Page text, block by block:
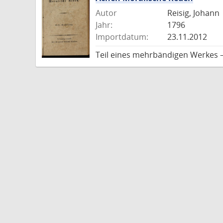
Autor
Reisig, Johann
Jahr:
1796
Importdatum:
23.11.2012
Teil eines mehrbändigen Werkes